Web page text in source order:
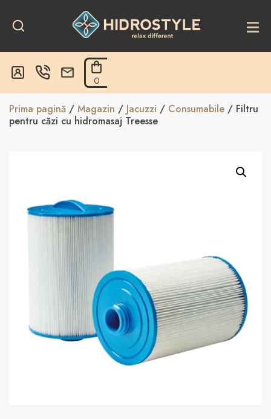
content
0
Prima pagină / Magazin / Jacuzzi / Consumabile / Filtru
pentru căzi cu hidromasaj Treesse